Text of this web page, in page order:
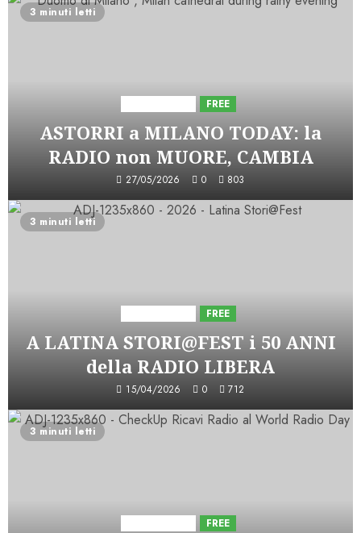
3 minuti letti
FREE
ASTORRI a MILANO TODAY: la
RADIO non MUORE, CAMBIA
27/05/2026 0 803
3 minuti letti
FREE
A LATINA STORI@FEST i 50 ANNI
della RADIO LIBERA
15/04/2026 0 712
3 minuti letti
FREE